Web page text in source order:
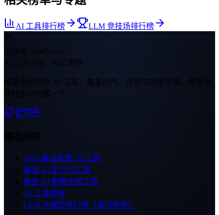
AI 工具排行榜
LLM 竞技场排行榜
🛠
工具岛 ToolCenter
AI 工具导航 · 每日更新
精选全网优质 AI 工具，覆盖创作、开发与效率场景，帮你更
快找到对的那一个。
精选内容
2026 最佳免费 AI 工具
最佳 AI 生产力工具
最佳 AI 图像生成工具
AI 工具榜单
LLM 大模型排行榜（每月更新）